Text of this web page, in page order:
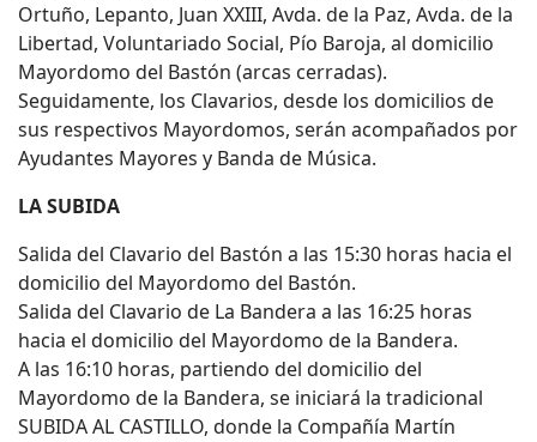
Ortuño, Lepanto, Juan XXIII, Avda. de la Paz, Avda. de la
Libertad, Voluntariado Social, Pío Baroja, al domicilio
Mayordomo del Bastón (arcas cerradas).
Seguidamente, los Clavarios, desde los domicilios de
sus respectivos Mayordomos, serán acompañados por
Ayudantes Mayores y Banda de Música.
LA SUBIDA
Salida del Clavario del Bastón a las 15:30 horas hacia el
domicilio del Mayordomo del Bastón.
Salida del Clavario de La Bandera a las 16:25 horas
hacia el domicilio del Mayordomo de la Bandera.
A las 16:10 horas, partiendo del domicilio del
Mayordomo de la Bandera, se iniciará la tradicional
SUBIDA AL CASTILLO, donde la Compañía Martín